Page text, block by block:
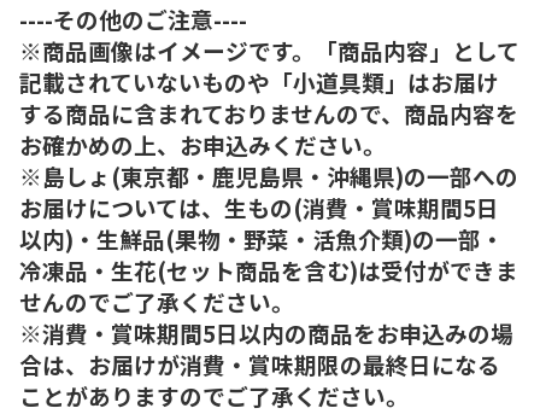
----その他のご注意----
※商品画像はイメージです。「商品内容」として
記載されていないものや「小道具類」はお届け
する商品に含まれておりませんので、商品内容を
お確かめの上、お申込みください。
※島しょ(東京都・鹿児島県・沖縄県)の一部への
お届けについては、生もの(消費・賞味期間5日
以内)・生鮮品(果物・野菜・活魚介類)の一部・
冷凍品・生花(セット商品を含む)は受付ができま
せんのでご了承ください。
※消費・賞味期間5日以内の商品をお申込みの場
合は、お届けが消費・賞味期限の最終日になる
ことがありますのでご了承ください。